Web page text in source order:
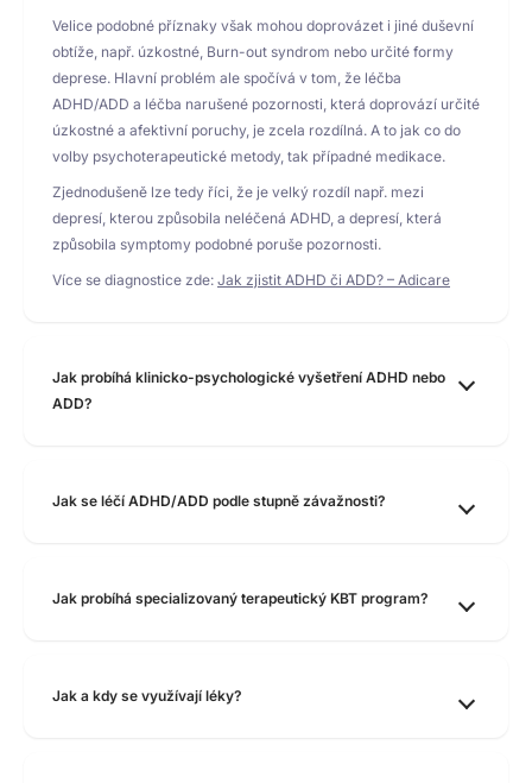
Velice podobné příznaky však mohou doprovázet i jiné duševní
obtíže, např. úzkostné, Burn-out syndrom nebo určité formy
deprese. Hlavní problém ale spočívá v tom, že léčba
ADHD/ADD a léčba narušené pozornosti, která doprovází určité
úzkostné a afektivní poruchy, je zcela rozdílná. A to jak co do
volby psychoterapeutické metody, tak případné medikace.
Zjednodušeně lze tedy říci, že je velký rozdíl např. mezi
depresí, kterou způsobila neléčená ADHD, a depresí, která
způsobila symptomy podobné poruše pozornosti.
Více se diagnostice zde: Jak zjistit ADHD či ADD? – Adicare
Jak probíhá klinicko-psychologické vyšetření ADHD nebo
ADD?
Jak se léčí ADHD/ADD podle stupně závažnosti?
Jak probíhá specializovaný terapeutický KBT program?
Jak a kdy se využívají léky?